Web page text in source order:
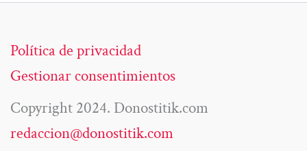
Política de privacidad
Gestionar consentimientos
Copyright 2024. Donostitik.com
redaccion@donostitik.com